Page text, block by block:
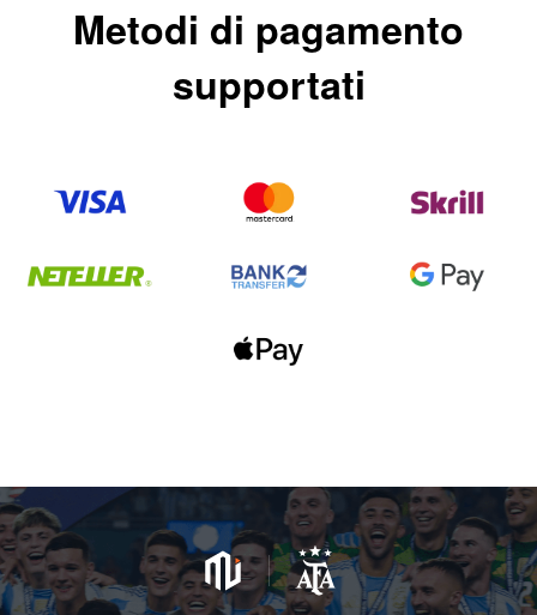
Metodi di pagamento
supportati